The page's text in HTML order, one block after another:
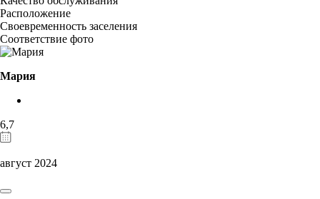
Расположение
Своевременность заселения
Соответствие фото
Мария
6,7
август 2024